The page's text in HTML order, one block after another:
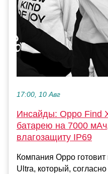
17:00, 10 Авг
Инсайды: Oppo Find
батарею на 7000
влагозащиту IP69
Компания Oppo
Ultra, который,